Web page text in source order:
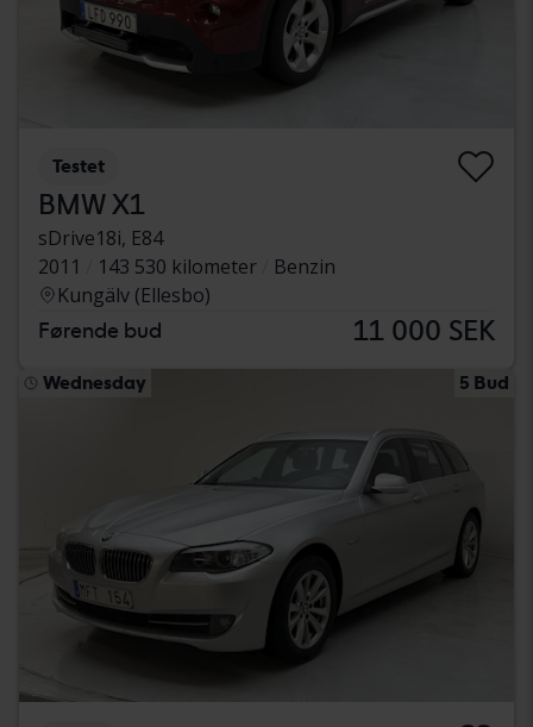
Testet
BMW X1
sDrive18i, E84
2011
143 530 kilometer
Benzin
Kungälv (Ellesbo)
Førende bud 11 000 SEK
Wednesday 5 Bud